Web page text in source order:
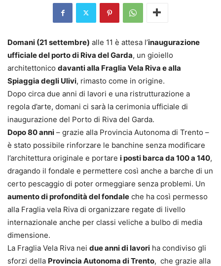
Domani (21 settembre) alle 11 è attesa l’inaugurazione
ufficiale del porto di Riva del Garda, un gioiello
architettonico davanti alla Fraglia Vela Riva e alla
Spiaggia degli Ulivi, rimasto come in origine.
Dopo circa due anni di lavori e una ristrutturazione a
regola d’arte, domani ci sarà la cerimonia ufficiale di
inaugurazione del Porto di Riva del Garda.
Dopo 80 anni – grazie alla Provincia Autonoma di Trento –
è stato possibile rinforzare le banchine senza modificare
l’architettura originale e portare i posti barca da 100 a 140,
dragando il fondale e permettere così anche a barche di un
certo pescaggio di poter ormeggiare senza problemi. Un
aumento di profondità del fondale che ha così permesso
alla Fraglia vela Riva di organizzare regate di livello
internazionale anche per classi veliche a bulbo di media
dimensione.
La Fraglia Vela Riva nei due anni di lavori ha condiviso gli
sforzi della Provincia Autonoma di Trento, che grazie alla